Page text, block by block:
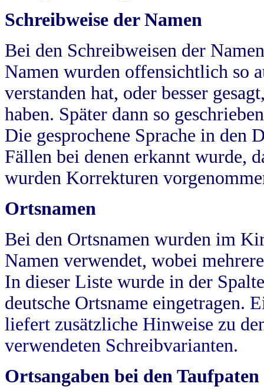
Schreibweise der Namen
Bei den Schreibweisen der
Namen wurden offensichtlich so
verstanden hat, oder besser
haben. Später dann so
Die gesprochene Sprache in
Fällen bei denen erkannt wurde,
wurden Korrekturen
Ortsnamen
Bei den Ortsnamen wurden im
Namen verwendet, wobei
In dieser Liste wurde in der
deutsche Ortsname eingetragen.
liefert zusätzliche Hinweise zu
verwendeten Schreibvarianten.
Ortsangaben bei den Taufpaten